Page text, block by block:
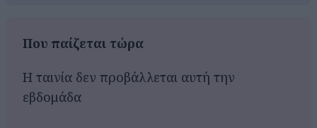
Που παίζεται τώρα
Η ταινία δεν προβάλλεται αυτή την
εβδομάδα